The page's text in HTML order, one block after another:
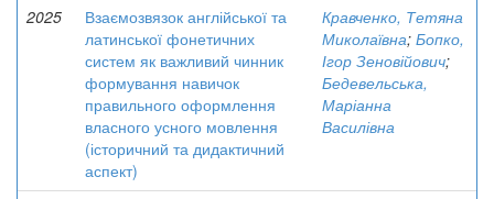
2025
Взаємозвязок англійської та
латинської фонетичних
систем як важливий чинник
формування навичок
правильного оформлення
власного усного мовлення
(історичний та дидактичний
аспект)
Кравченко, Тетяна
Миколаївна; Бопко,
Ігор Зеновійович;
Бедевельська,
Маріанна
Василівна